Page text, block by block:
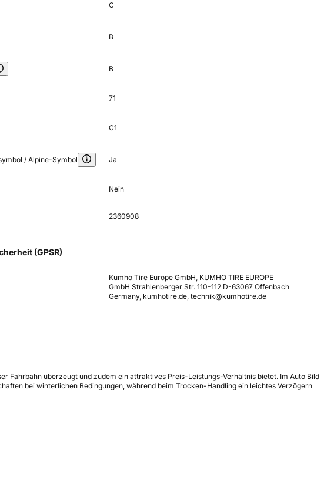
C
B
B
71
C1
/ Alpine-Symbol Ja
Nein
2360908
(GPSR)
Kumho Tire Europe GmbH, KUMHO TIRE EUROPE
GmbH Strahlenberger Str. 110-112 D-63067 Offenbach
Germany, kumhotire.de, technik@kumhotire.de
Fahrbahn überzeugt und zudem ein attraktives Preis-Leistungs-Verhältnis bietet. Im Auto Bild
bei winterlichen Bedingungen, während beim Trocken-Handling ein leichtes Verzögern